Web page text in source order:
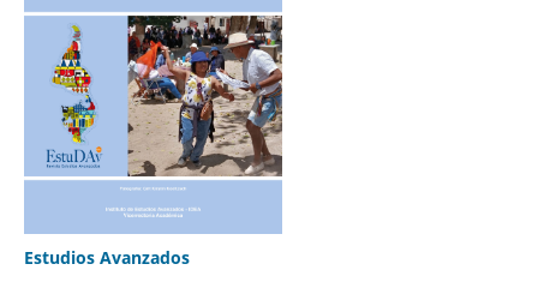
Estudios Avanzados